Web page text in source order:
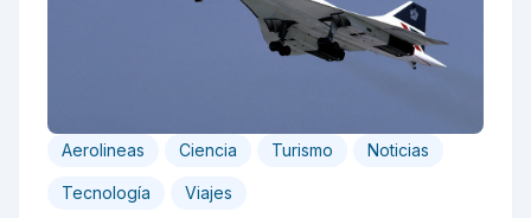
Aerolineas Ciencia Turismo Noticias
Tecnología Viajes